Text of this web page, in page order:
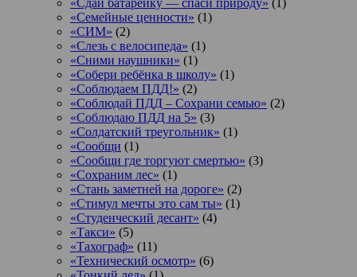
«Семейные ценности» (1)
«СИМ» (2)
«Слезь с велосипеда» (1)
«Сними наушники» (1)
«Собери ребёнка в школу» (1)
«Соблюдаем ПДД!» (2)
«Соблюдай ПДД – Сохрани семью» (2)
«Соблюдаю ПДД на 5» (3)
«Солдатский треугольник» (1)
«Сообщи (1)
«Сообщи где торгуют смертью» (3)
«Сохраним лес» (1)
«Стань заметней на дороге» (2)
«Стимул мечты это сам ты» (1)
«Студенческий десант» (4)
«Такси» (5)
«Тахограф» (11)
«Технический осмотр» (6)